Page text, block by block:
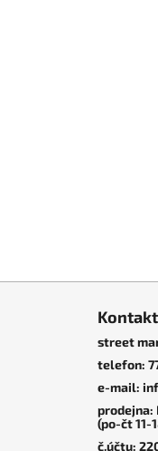
Kontakt
street
telefon:
e-mail:
prodejna:
(po-čt 11-
č.účtu: